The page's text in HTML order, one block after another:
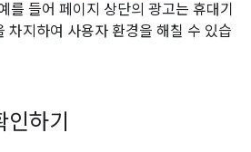
를 들어 페이지 상단의 광고는 휴대기
차지하여 사용자 환경을 해칠 수 있습
하기